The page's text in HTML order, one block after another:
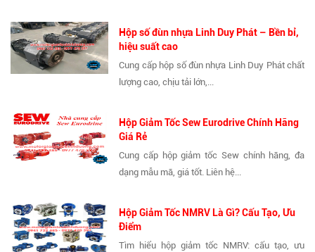
Hộp số đùn nhựa Linh Duy Phát – Bền bỉ,
hiệu suất cao
Cung cấp hộp số đùn nhựa Linh Duy Phát chất
lượng cao, chịu tải lớn,...
Hộp Giảm Tốc Sew Eurodrive Chính Hãng
Giá Rẻ
Cung cấp hộp giảm tốc Sew chính hãng, đa
dạng mẫu mã, giá tốt. Liên hệ...
Hộp Giảm Tốc NMRV Là Gì? Cấu Tạo, Ưu
Điểm
Tìm hiểu hộp giảm tốc NMRV: cấu tạo, ưu